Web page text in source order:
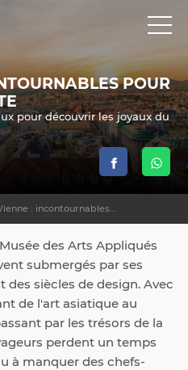
POUR
pour découvrir les joyaux du
: incontournables...
des Arts Appliqués
submergés par ses
siècles de design. Avec
de l'art asiatique au
par les trésors de la
perdent un temps
à manquer des chefs-